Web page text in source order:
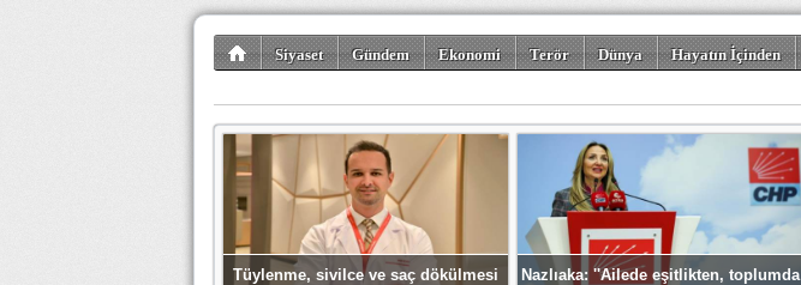
Siyaset Gündem Ekonomi Terör Dünya Hayatın İçinden
Tüylenme, sivilce ve saç dökülmesi
Nazlıaka: ''Ailede eşitlikten, toplumda